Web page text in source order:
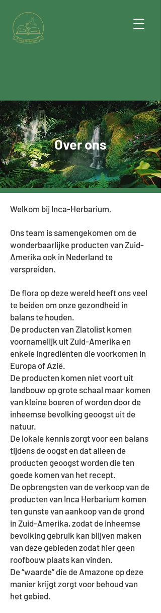
Over ons
Welkom bij Inca-Herbarium,
Ons team is samengekomen om de
wonderbaarlijke producten van Zuid-
Amerika ook in Nederland te
verspreiden.
De flora op deze wereld heeft ons veel
te beiden om onze gezondheid in
balans te houden.
De producten van Zlatolist komen
voornamelijk uit Zuid-Amerika en
enkele ingrediënten die voorkomen in
Europa of Azië.
De producten komen niet voort uit
landbouw op grote schaal maar komen
van kleine boeren of worden door de
inheemse bevolking geoogst uit de
natuur.
De lokale kennis zorgt voor een balans
tijdens de oogst en dat alleen de
producten geoogst worden die ten
goede komen van het recept.
De opbrengsten van de verkoop van de
producten van Inca Herbarium komen
ten gunste van aankoop van de grond
in Zuid-Amerika, zodat de inheemse
bevolking gebruik kan blijven maken
van deze gebieden zodat hier geen
roofbouw plaats kan vinden.
De “waarde” die de Amazone op deze
manier krijgt zorgt voor behoud van
het gebied.